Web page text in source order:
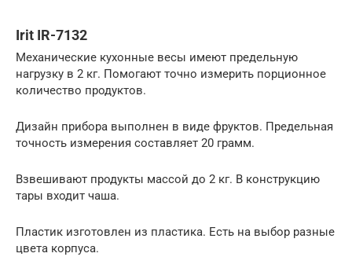
Irit IR-7132
Механические кухонные весы имеют предельную
нагрузку в 2 кг. Помогают точно измерить порционное
количество продуктов.
Дизайн прибора выполнен в виде фруктов. Предельная
точность измерения составляет 20 грамм.
Взвешивают продукты массой до 2 кг. В конструкцию
тары входит чаша.
Пластик изготовлен из пластика. Есть на выбор разные
цвета корпуса.